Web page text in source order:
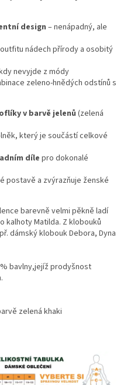
design – nenápadný, ale
nádech přírody a osobitý
nevyjde z módy
zeleno-hnědých odstínů s
v barvě jelenů (zelená
který je součástí celkové
díle pro dokonalé
postavě a zvýrazňuje ženské
barevně velmi pěkně ladí
kalhoty Matilda. Z klobouků
dámský klobouk Debora, Dyna
bavlny,jejíž prodyšnost
zelená khaki